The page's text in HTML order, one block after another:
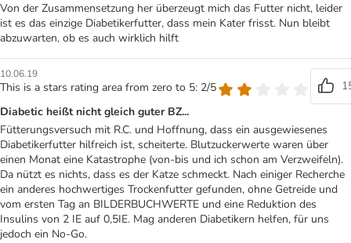
Von der Zusammensetzung her überzeugt mich das Futter nicht, leider
ist es das einzige Diabetikerfutter, dass mein Kater frisst. Nun bleibt
abzuwarten, ob es auch wirklich hilft
10.06.19
This is a stars rating area from zero to 5: 2/5
Diabetic heißt nicht gleich guter BZ...
Fütterungsversuch mit R.C. und Hoffnung, dass ein ausgewiesenes
Diabetikerfutter hilfreich ist, scheiterte. Blutzuckerwerte waren über
einen Monat eine Katastrophe (von-bis und ich schon am Verzweifeln).
Da nützt es nichts, dass es der Katze schmeckt. Nach einiger Recherche
ein anderes hochwertiges Trockenfutter gefunden, ohne Getreide und
vom ersten Tag an BILDERBUCHWERTE und eine Reduktion des
Insulins von 2 IE auf 0,5IE. Mag anderen Diabetikern helfen, für uns
jedoch ein No-Go.